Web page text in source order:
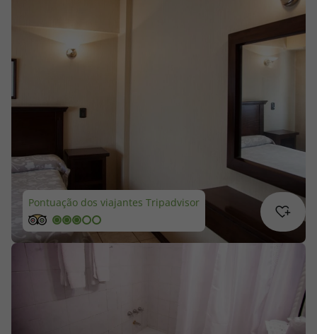
Especialistas
Cheque Viagem
Rede de Lojas
Blog TopViagens
Pontuação dos viajantes Tripadvisor